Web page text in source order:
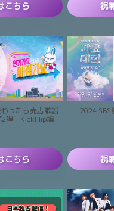
こちら 視
わったら売店歌謡
弾」KickFlip編
こちら
2024
視